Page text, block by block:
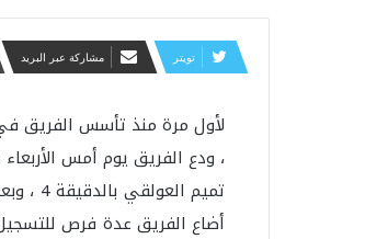
تويتر مشاركة عبر البريد